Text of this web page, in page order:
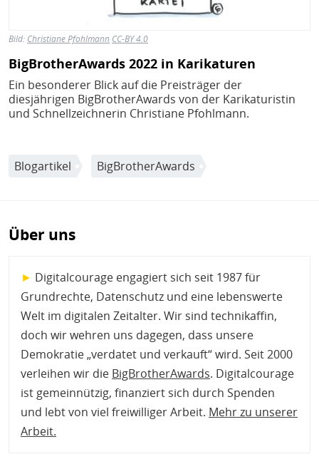
Bild: Christiane Pfohlmann CC-BY 4.0
BigBrotherAwards 2022 in Karikaturen
Ein besonderer Blick auf die Preisträger der
diesjährigen BigBrotherAwards von der Karikaturistin
und Schnellzeichnerin Christiane Pfohlmann.
Blogartikel BigBrotherAwards
Über uns
► Digitalcourage engagiert sich seit 1987 für
Grundrechte, Datenschutz und eine lebenswerte
Welt im digitalen Zeitalter. Wir sind technikaffin,
doch wir wehren uns dagegen, dass unsere
Demokratie „verdatet und verkauft“ wird. Seit 2000
verleihen wir die BigBrotherAwards. Digitalcourage
ist gemeinnützig, finanziert sich durch Spenden
und lebt von viel freiwilliger Arbeit. Mehr zu unserer
Arbeit.